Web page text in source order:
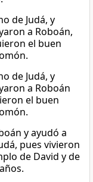
de Judá, y
a Roboán,
el buen
de Judá, y
a Roboán
el buen
y ayudó a
pues vivieron
de David y de